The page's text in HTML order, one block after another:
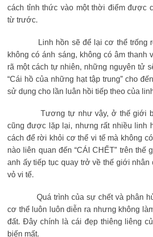
cách tỉnh thức vào một thời điểm được
từ trước.
Linh hồn sẽ để lại cơ thể trống
không có ánh sáng, không có âm thanh
rã một cách tự nhiên, những nguyên tử
“Cái hồ của những hạt tập trung” cho
sử dụng cho lần luân hồi tiếp theo của
Tương tự như vậy, ở thế giới
cũng được lặp lại, nhưng rất nhiều linh
cách để rời khỏi cơ thể vi tế mà không
nào liên quan đến “CÁI CHẾT” trên thế
anh ấy tiếp tục quay trở về thế giới
vỏ vi tế.
Quá trình của sự chết và phân
cơ thể luôn luôn diễn ra nhưng không
đất. Đây chính là cái đẹp thiêng liêng
biến mất.